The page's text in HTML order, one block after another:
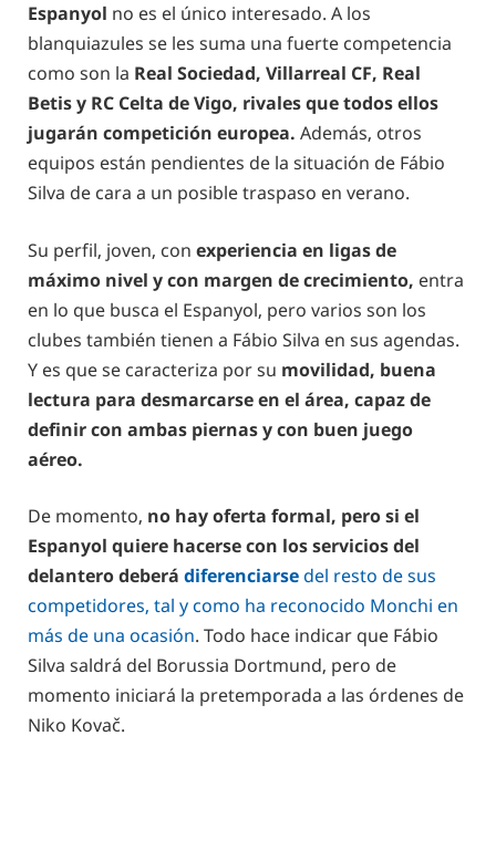
Espanyol no es el único interesado. A los
blanquiazules se les suma una fuerte competencia
como son la Real Sociedad, Villarreal CF, Real
Betis y RC Celta de Vigo, rivales que todos ellos
jugarán competición europea. Además, otros
equipos están pendientes de la situación de Fábio
Silva de cara a un posible traspaso en verano.
Su perfil, joven, con experiencia en ligas de
máximo nivel y con margen de crecimiento, entra
en lo que busca el Espanyol, pero varios son los
clubes también tienen a Fábio Silva en sus agendas.
Y es que se caracteriza por su movilidad, buena
lectura para desmarcarse en el área, capaz de
definir con ambas piernas y con buen juego
aéreo.
De momento, no hay oferta formal, pero si el
Espanyol quiere hacerse con los servicios del
delantero deberá diferenciarse del resto de sus
competidores, tal y como ha reconocido Monchi en
más de una ocasión. Todo hace indicar que Fábio
Silva saldrá del Borussia Dortmund, pero de
momento iniciará la pretemporada a las órdenes de
Niko Kovač.